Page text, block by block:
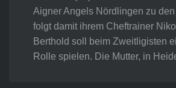
Aigner Angels Nördlingen zu
folgt damit ihrem Cheftrainer
Berthold soll beim Zweitligisten
Rolle spielen. Die Mutter, in